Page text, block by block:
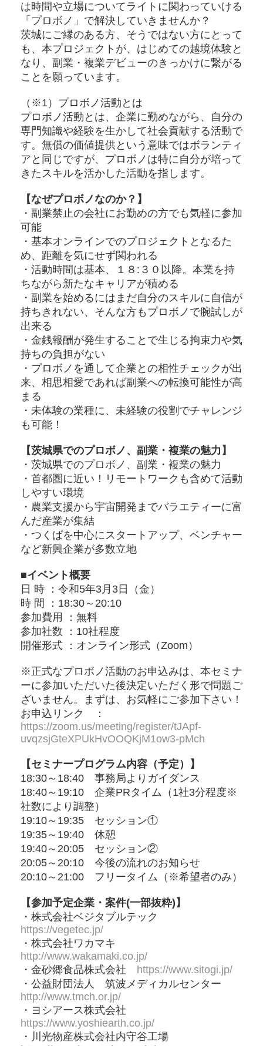
は時間や立場についてライトに関わっていける
「プロボノ」で解決していきませんか？
茨城にご縁のある方、そうではない方にとって
も、本プロジェクトが、はじめての越境体験と
なり、副業・複業デビューのきっかけに繋がる
ことを願っています。
（※1）プロボノ活動とは
プロボノ活動とは、企業に勤めながら、自分の
専門知識や経験を生かして社会貢献する活動で
す。無償の価値提供という意味ではボランティ
アと同じですが、プロボノは特に自分が培って
きたスキルを活かした活動を指します。
【なぜプロボノなのか？】
・副業禁止の会社にお勤めの方でも気軽に参加
可能
・基本オンラインでのプロジェクトとなるた
め、距離を気にせず関われる
・活動時間は基本、１８:３０以降。本業を持
ちながら新たなキャリアが積める
・副業を始めるにはまだ自分のスキルに自信が
持ちきれない、そんな方もプロボノで腕試しが
出来る
・金銭報酬が発生することで生じる拘束力や気
持ちの負担がない
・プロボノを通して企業との相性チェックが出
来、相思相愛であれば副業への転換可能性が高
まる
・未体験の業種に、未経験の役割でチャレンジ
も可能！
【茨城県でのプロボノ、副業・複業の魅力】
・茨城県でのプロボノ、副業・複業の魅力
・首都圏に近い！リモートワークも含めて活動
しやすい環境
・農業支援から宇宙開発までバラエティーに富
んだ産業が集結
・つくばを中心にスタートアップ、ベンチャー
など新興企業が多数立地
■イベント概要
日 時 ：令和5年3月3日（金）
時 間 ：18:30～20:10
参加費用 ：無料
参加社数 ：10社程度
開催形式 ：オンライン形式（Zoom）
※正式なプロボノ活動のお申込みは、本セミナ
ーに参加いただいた後決定いただく形で問題ご
ざいません。まずは、お気軽にご参加下さい！
お申込リンク ：
https://zoom.us/meeting/register/tJApf-
uvqzsjGteXPUkHvOOQKjM1ow3-pMch
【セミナープログラム内容（予定）】
18:30～18:40 事務局よりガイダンス
18:40～19:10 企業PRタイム（1社3分程度※
社数により調整）
19:10～19:35 セッション①
19:35～19:40 休憩
19:40～20:05 セッション②
20:05～20:10 今後の流れのお知らせ
20:10～21:00 フリータイム（※希望者のみ）
【参加予定企業・案件(一部抜粋)】
・株式会社ベジタブルテック
https://vegetec.jp/
・株式会社ワカマキ
http://www.wakamaki.co.jp/
・金砂郷食品株式会社
https://www.sitogi.jp/
・公益財団法人 筑波メディカルセンター
http://www.tmch.or.jp/
・ヨシアース株式会社
https://www.yoshiearth.co.jp/
・川光物産株式会社内守谷工場